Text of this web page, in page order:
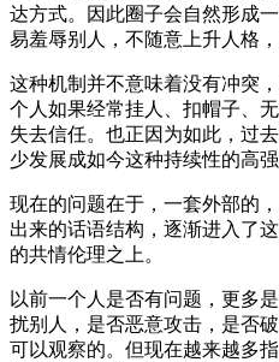
达方式。因此圈子会自然形成
易羞辱别人，不随意上升人格
这种机制并不意味着没有冲突
个人如果经常挂人、扣帽子、
失去信任。也正因为如此，过
少发展成如今这种持续性的高强
现在的问题在于，一套外部的
出来的话语结构，逐渐进入了
的共情伦理之上。
以前一个人是否有问题，更多
扰别人，是否恶意攻击，是否
可以观察的。但现在越来越多